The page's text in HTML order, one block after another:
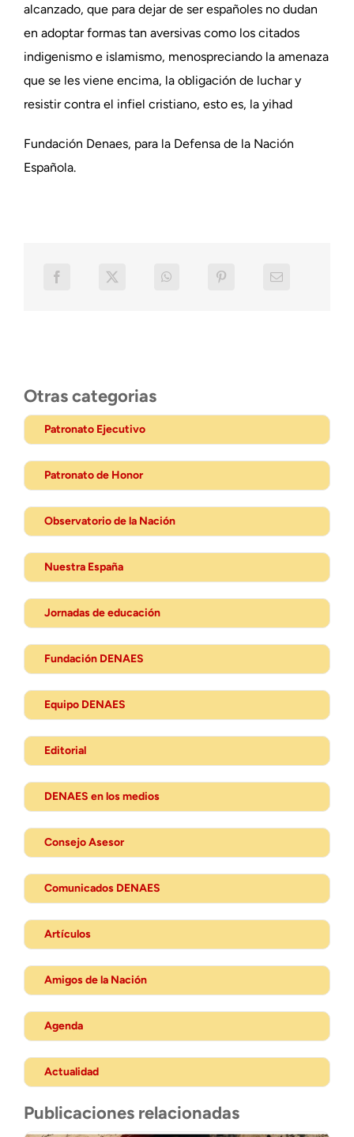
alcanzado, que para dejar de ser españoles no dudan
en adoptar formas tan aversivas como los citados
indigenismo e islamismo, menospreciando la amenaza
que se les viene encima, la obligación de luchar y
resistir contra el infiel cristiano, esto es, la yihad
Fundación Denaes, para la Defensa de la Nación
Española.
Otras categorias
Patronato Ejecutivo
Patronato de Honor
Observatorio de la Nación
Nuestra España
Jornadas de educación
Fundación DENAES
Equipo DENAES
Editorial
DENAES en los medios
Consejo Asesor
Comunicados DENAES
Artículos
Amigos de la Nación
Agenda
Actualidad
Publicaciones relacionadas